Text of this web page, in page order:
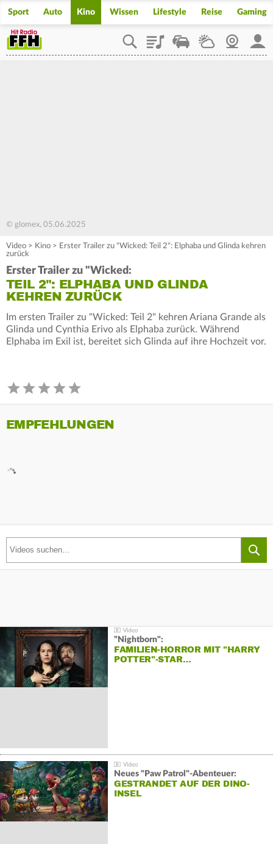
Sport Auto Kino Wissen Lifestyle Reise Gaming
PlaylistStaupilotWetterWebcam
© glomex, 05.06.2025
Video > Kino > Erster Trailer zu "Wicked: Teil 2": Elphaba und Glinda kehren
zurück
Erster Trailer zu "Wicked:
TEIL 2": ELPHABA UND GLINDA
KEHREN ZURÜCK
Im ersten Trailer zu "Wicked: Teil 2" kehren Ariana Grande als
Glinda und Cynthia Erivo als Elphaba zurück. Während
Elphaba im Exil ist, bereitet sich Glinda auf ihre Hochzeit vor.
EMPFEHLUNGEN
"Nightborn":
FAMILIEN-HORROR MIT "HARRY
POTTER"-STAR…
Neues "Paw Patrol"-Abenteuer:
GESTRANDET AUF DER DINO-
INSEL